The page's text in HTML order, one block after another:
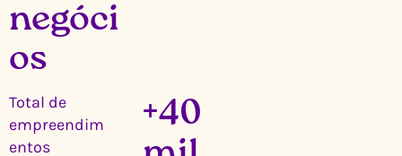
negóci
os
Total de
empreendim
entos
+40